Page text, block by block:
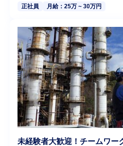
正社員 月給：25万 ~ 30万円
未経験者大歓迎！チームワー